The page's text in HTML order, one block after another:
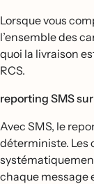
Lorsque vous
l’ensemble des
quoi la livraison
RCS.
reporting SMS
Avec SMS, le
déterministe. Les
chaque message